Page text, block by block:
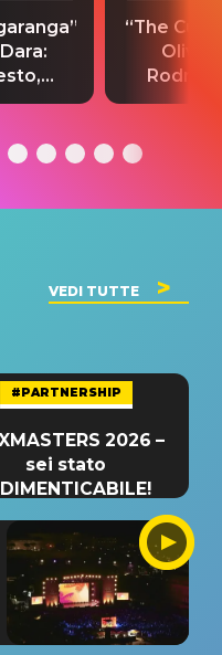
e
“The
Olivia
testo,
VEDI TUTTE
#PARTNERSHIP
2026 –
sei stato